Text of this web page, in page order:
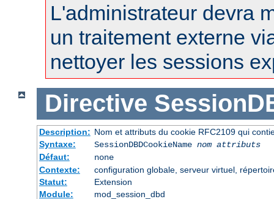
L'administrateur devra
un traitement externe
nettoyer les sessions
Directive
Description: Nom et attributs du cookie RFC2109 qui
Syntaxe:
SessionDBDCookieName nom attributs
Défaut:
none
Contexte:
configuration globale, serveur virtuel,
Statut:
Extension
Module:
mod_session_dbd